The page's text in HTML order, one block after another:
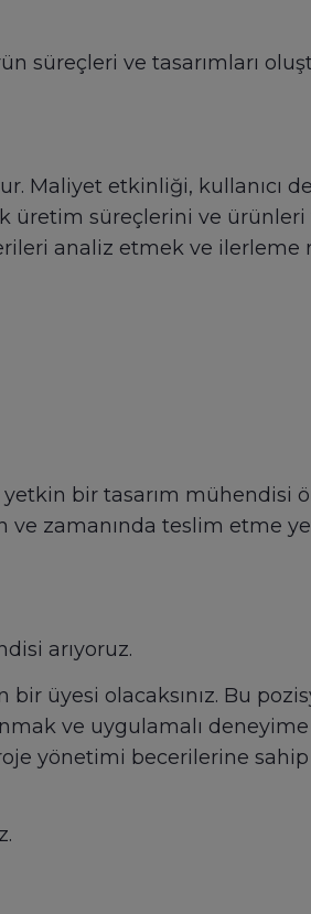
süreçleri ve tasarımları
Maliyet etkinliği, kullanıcı
üretim süreçlerini ve ürünleri
analiz etmek ve ilerleme
bir tasarım mühendisi
ve zamanında teslim etme
arıyoruz.
üyesi olacaksınız. Bu
ve uygulamalı
yönetimi becerilerine sahip